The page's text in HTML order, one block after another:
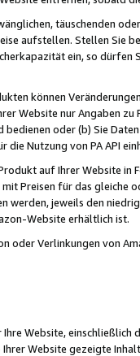
täuschenden
aufstellen. Stellen Sie
ein, so dürfen
können
Website nur Angaben
oder (b) Sie
Nutzung von PA API
auf Ihrer Website
mit Preisen für das
jeweils den
Website erhältlich ist.
oder Verlinkungen von
Website,
Website gezeigte